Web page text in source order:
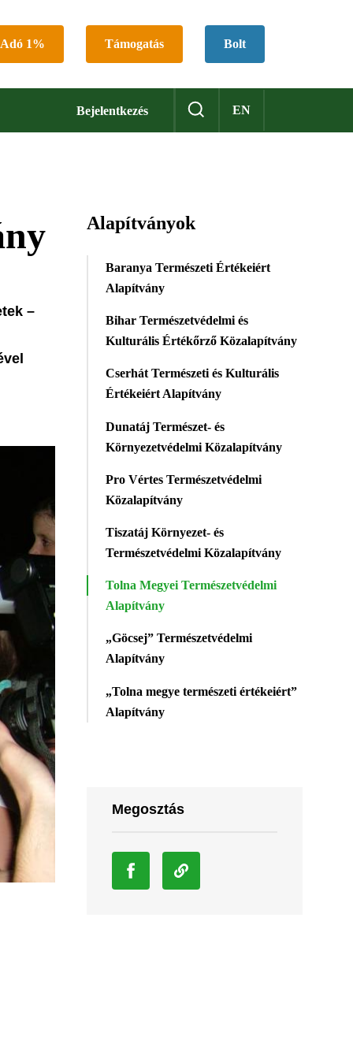
Adó 1% Támogatás Bolt
Bejelentkezés EN
–
Alapítványok
Baranya Természeti Értékeiért
Alapítvány
Bihar Természetvédelmi és
Kulturális Értékőrző Közalapítvány
Cserhát Természeti és Kulturális
Értékeiért Alapítvány
Dunatáj Természet- és
Környezetvédelmi Közalapítvány
Pro Vértes Természetvédelmi
Közalapítvány
Tiszatáj Környezet- és
Természetvédelmi Közalapítvány
Tolna Megyei Természetvédelmi
Alapítvány
„Göcsej” Természetvédelmi
Alapítvány
„Tolna megye természeti értékeiért”
Alapítvány
Megosztás